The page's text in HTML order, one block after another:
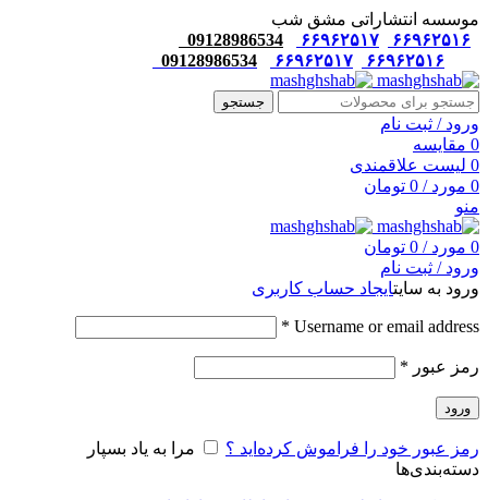
موسسه انتشاراتی مشق شب
۶۶۹۶۲۵۱۶
۶۶۹۶۲۵۱۷
09128986534
۶۶۹۶۲۵۱۶
۶۶۹۶۲۵۱۷ 09128986534
جستجو
ورود / ثبت نام
0 مقایسه
0 لیست علاقمندی
0 مورد /
0 تومان
منو
0 مورد /
0 تومان
ورود / ثبت نام
ورود به سایتایجاد حساب کاربری
Username or email address
*
رمز عبور *
ورود
رمز عبور خود را فراموش کرده‌اید ؟
مرا به یاد بسپار
دسته‌بندی‌ها